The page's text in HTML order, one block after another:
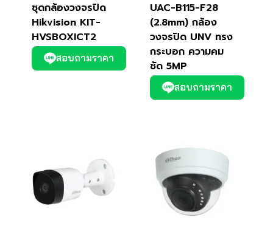
ชุดกล้องวงจรปิด
Hikvision KIT-
HVSBOXICT2
สอบถามราคา
UAC-B115-F28
(2.8mm) กล้อง
วงจรปิด UNV ทรง
กระบอก ความคม
ชัด 5MP
สอบถามราคา